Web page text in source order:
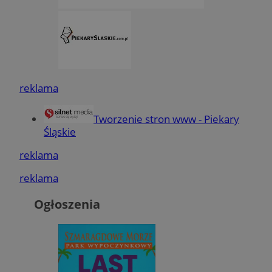
reklama
Tworzenie stron www - Piekary
Śląskie
reklama
reklama
Ogłoszenia